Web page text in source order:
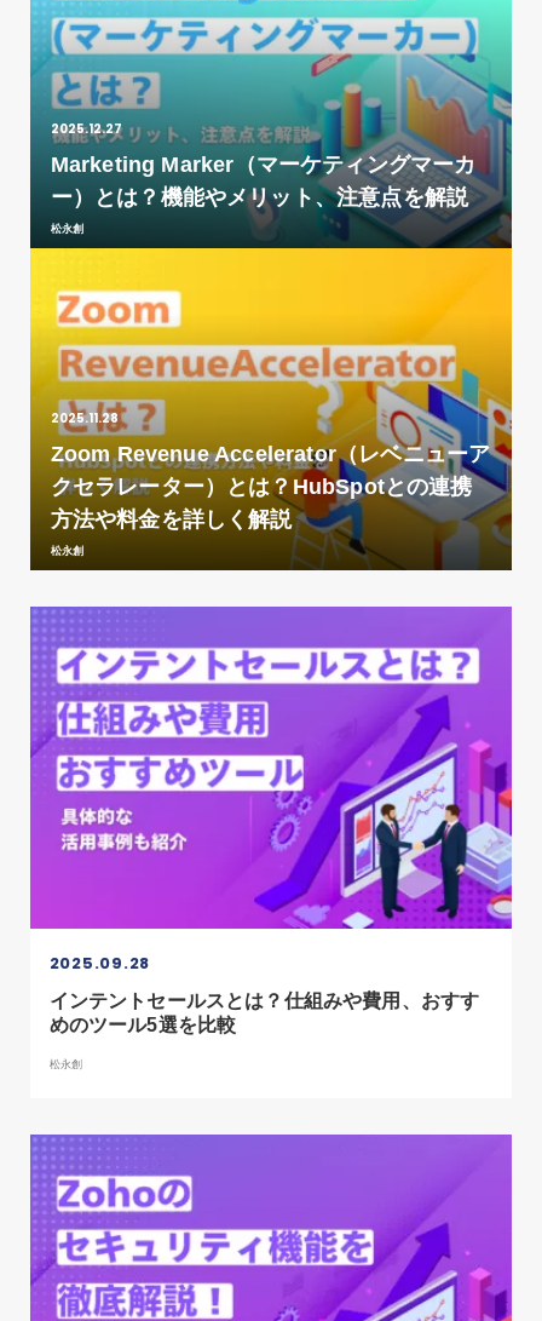
2025.12.27
Marketing Marker（マーケティングマーカ
ー）とは？機能やメリット、注意点を解説
松永創
2025.11.28
Zoom Revenue Accelerator（レベニューア
クセラレーター）とは？HubSpotとの連携
方法や料金を詳しく解説
松永創
2025.09.28
インテントセールスとは？仕組みや費用、おすす
めのツール5選を比較
松永創